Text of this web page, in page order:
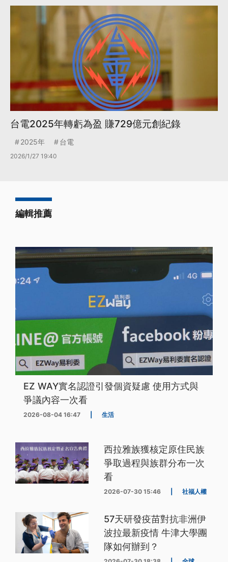
台電2025年轉虧為盈 賺729億元創紀錄
2025年 台電
2026/1/27 19:40
編輯推薦
EZ WAY實名認證引發個資疑慮 使用方式與
爭議內容一次看
2026-08-04 16:47 生活
西拉雅族獲核定原住民族
爭取過程與族群分布一次
看
2026-07-30 15:46 社福人權
57天研發疫苗對抗非洲伊
波拉最新疫情 牛津大學團
隊如何辦到？